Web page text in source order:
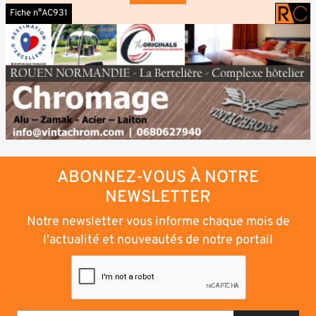
Fiche n°AC931
ABONNEZ-VOUS À NOTRE
NEWSLETTER
Notre newsletter vous informe chaque mois de
l'actualité et nouveautés de notre portail